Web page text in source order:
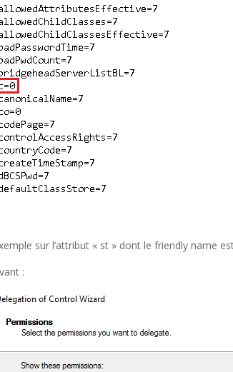
sur l’attribut « st » dont le friendly name
: